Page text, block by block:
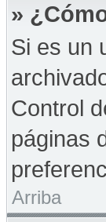
»
Si es un
Control
páginas
Arriba